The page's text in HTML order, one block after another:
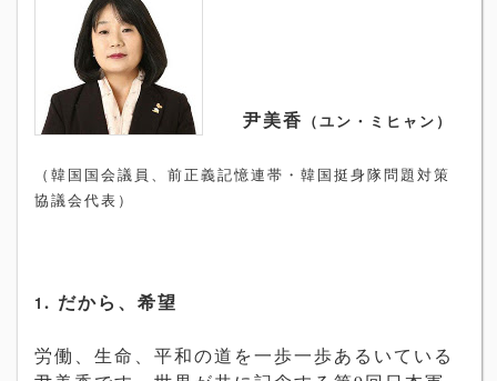
尹美香 （ユン・ミヒャン）
（韓国国会議員、前正義記憶連帯・韓国挺身隊問題対策
協議会代表）
1 . だから、希望
労働、生命、平和の道を一歩一歩あるいている